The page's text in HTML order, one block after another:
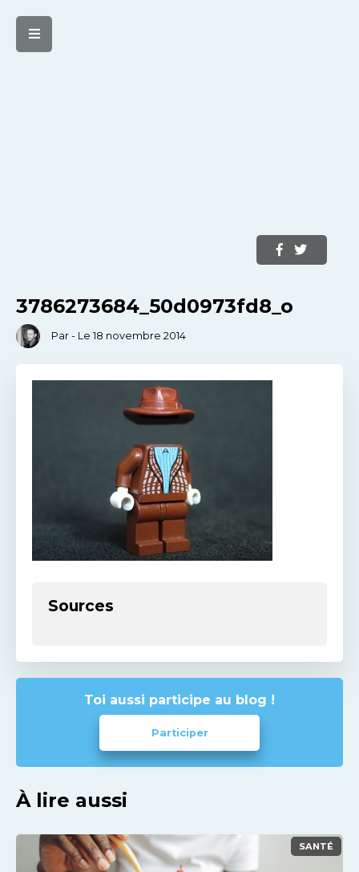
3786273684_50d0973fd8_o
Par - Le 18 novembre 2014
Sources
Toi aussi participe au blog !
Participer
À lire aussi
SANTÉ